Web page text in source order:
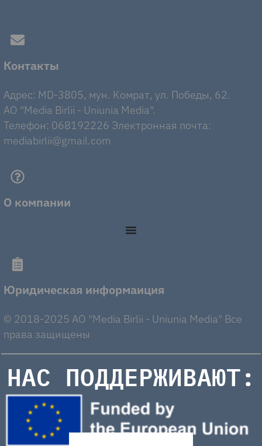
Контакты
Адрес: MD-3805, мун. Комрат, ул. Победы, 62.
AO "Media Birlii - Uniunia Media".
Телефон: 068192226 Электронная почта:
mediabirlii@gmail.com
О компании
Юридическая информаиция
© 2018-2025 AO "Media Birlii - Uniunia Media" Все
права защищены
НАС ПОДДЕРЖИВАЮТ: